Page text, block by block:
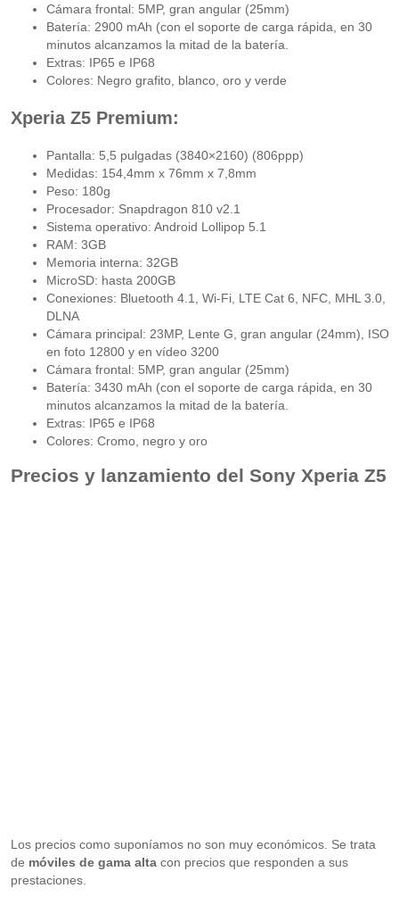
Cámara frontal: 5MP, gran angular (25mm)
Batería: 2900 mAh (con el soporte de carga rápida, en 30
minutos alcanzamos la mitad de la batería.
Extras: IP65 e IP68
Colores: Negro grafito, blanco, oro y verde
Xperia Z5 Premium:
Pantalla: 5,5 pulgadas (3840×2160) (806ppp)
Medidas: 154,4mm x 76mm x 7,8mm
Peso: 180g
Procesador: Snapdragon 810 v2.1
Sistema operativo: Android Lollipop 5.1
RAM: 3GB
Memoria interna: 32GB
MicroSD: hasta 200GB
Conexiones: Bluetooth 4.1, Wi-Fi, LTE Cat 6, NFC, MHL 3.0,
DLNA
Cámara principal: 23MP, Lente G, gran angular (24mm), ISO
en foto 12800 y en vídeo 3200
Cámara frontal: 5MP, gran angular (25mm)
Batería: 3430 mAh (con el soporte de carga rápida, en 30
minutos alcanzamos la mitad de la batería.
Extras: IP65 e IP68
Colores: Cromo, negro y oro
Precios y lanzamiento del Sony Xperia Z5
Los precios como suponíamos no son muy económicos. Se trata
de móviles de gama altacon precios que responden a sus
prestaciones.